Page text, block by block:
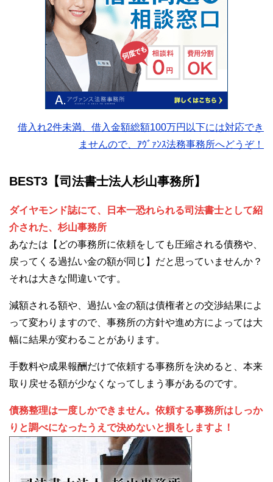
借入れ2件未満、借入金額総額100万円以下には対応でき
ませんので、ｱｳﾞｧﾝｽ法務事務所へどうぞ！
BEST3【司法書士法人杉山事務所】
ダイヤモンド誌にて、日本一恐れられる司法書士として紹
介された、杉山事務所
あなたは【どの事務所に依頼をしても圧縮される債務や、
戻ってくる過払い金の額が同じ】だと思っていませんか？
それは大きな間違いです。
減額される額や、過払い金の額は債権者との交渉結果によ
って変わりますので、事務所の方針や進め方によっては大
幅に結果が変わることがあります。
手数料や成果報酬だけで依頼する事務所を決めると、本来
取り戻せる額が少なくなってしまう事があるのです。
債務整理は一度しかできません。依頼する事務所はしっか
りと調べになったうえで決めないと損をしますよ！